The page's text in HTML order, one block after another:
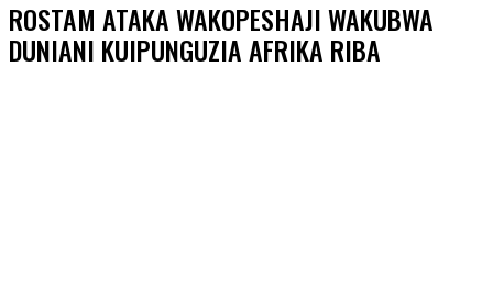
ROSTAM ATAKA WAKOPESHAJI WAKUBWA
DUNIANI KUIPUNGUZIA AFRIKA RIBA